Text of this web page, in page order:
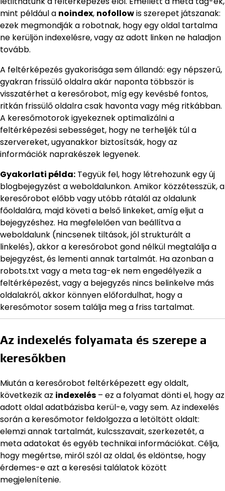
mint például a noindex, nofollowis szerepet játszanak:
ezek megmondják a robotnak, hogy egy oldal tartalma
ne kerüljön indexelésre, vagy az adott linken ne haladjon
tovább.
A feltérképezés gyakorisága sem állandó: egy népszerű,
gyakran frissülő oldalra akár naponta többször is
visszatérhet a keresőrobot, míg egy kevésbé fontos,
ritkán frissülő oldalra csak havonta vagy még ritkábban.
A keresőmotorok igyekeznek optimalizálni a
feltérképezési sebességet, hogy ne terheljék túl a
szervereket, ugyanakkor biztosítsák, hogy az
információk naprakészek legyenek.
Gyakorlati példa: Tegyük fel, hogy létrehozunk egy új
blogbejegyzést a weboldalunkon. Amikor közzétesszük, a
keresőrobot előbb vagy utóbb rátalál az oldalunk
főoldalára, majd követi a belső linkeket, amíg eljut a
bejegyzéshez. Ha megfelelően van beállítva a
weboldalunk (nincsenek tiltások, jól strukturált a
linkelés), akkor a keresőrobot gond nélkül megtalálja a
bejegyzést, és lementi annak tartalmát. Ha azonban a
robots.txt vagy a meta tag-ek nem engedélyezik a
feltérképezést, vagy a bejegyzés nincs belinkelve más
oldalakról, akkor könnyen előfordulhat, hogy a
keresőmotor sosem találja meg a friss tartalmat.
Az indexelés folyamata és szerepe a
keresőkben
Miután a keresőrobot feltérképezett egy oldalt,
következik az indexelés – ez a folyamat dönti el, hogy az
adott oldal adatbázisba kerül-e, vagy sem. Az indexelés
során a keresőmotor feldolgozza a letöltött oldalt:
elemzi annak tartalmát, kulcsszavait, szerkezetét, a
meta adatokat és egyéb technikai információkat. Célja,
hogy megértse, miről szól az oldal, és eldöntse, hogy
érdemes-e azt a keresési találatok között
megjelenítenie.